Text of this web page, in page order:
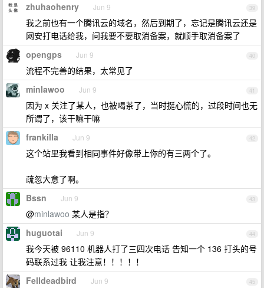
39
zhuhaohenry Jun 9
我之前也有一个腾讯云的域名，然后到期了，忘记是腾讯云还是
网安打电话给我，问我要不要取消备案，就顺手取消备案了
40
opengps Jun 9
流程不完善的结果，太常见了
41
minlawoo Jun 9
因为 x 关注了某人，也被喝茶了，当时挺心慌的，过段时间也无
所谓了，该干嘛干嘛
42
frankilla Jun 9
这个站里我看到相同事件好像带上你的有三两个了。
疏忽大意了啊。
43
Bssn Jun 9
@minlawoo 某人是指？
44
huguotai Jun 9
我今天被 96110 机器人打了三四次电话 告知一个 136 打头的号
码联系过我 让我注意！！！！！
45
Felldeadbird Jun 9